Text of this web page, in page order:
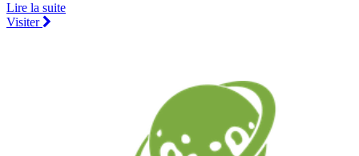
Lire la suite
Visiter